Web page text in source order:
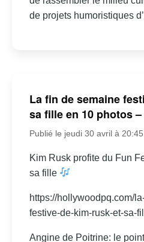
de projets humoristiques
La fin de semaine
sa fille en 10 photos
Publié le jeudi 30 avril à 20:45
Kim Rusk profite du Fun
sa fille
https://hollywoodpq.com/
festive-de-kim-rusk-et-sa-
Angine de Poitrine: le